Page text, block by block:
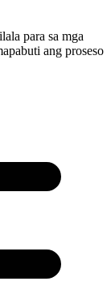
para sa mga
ang proseso